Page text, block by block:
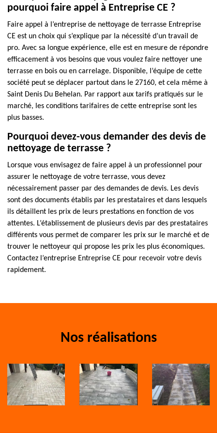
pourquoi faire appel à Entreprise CE ?
Faire appel à l’entreprise de nettoyage de terrasse Entreprise
CE est un choix qui s’explique par la nécessité d’un travail de
pro. Avec sa longue expérience, elle est en mesure de répondre
efficacement à vos besoins que vous voulez faire nettoyer une
terrasse en bois ou en carrelage. Disponible, l’équipe de cette
société peut se déplacer partout dans le 27160, et cela même à
Saint Denis Du Behelan. Par rapport aux tarifs pratiqués sur le
marché, les conditions tarifaires de cette entreprise sont les
plus basses.
Pourquoi devez-vous demander des devis de
nettoyage de terrasse ?
Lorsque vous envisagez de faire appel à un professionnel pour
assurer le nettoyage de votre terrasse, vous devez
nécessairement passer par des demandes de devis. Les devis
sont des documents établis par les prestataires et dans lesquels
ils détaillent les prix de leurs prestations en fonction de vos
attentes. L’établissement de plusieurs devis par des prestataires
différents vous permet de comparer les prix sur le marché et de
trouver le nettoyeur qui propose les prix les plus économiques.
Contactez l’entreprise Entreprise CE pour recevoir votre devis
rapidement.
Nos réalisations